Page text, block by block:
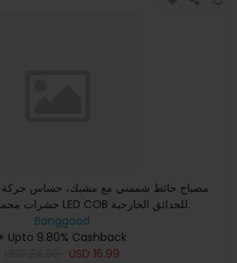
مصباح حائط شمسي مع مشبك، حساس حركة،
حشرات محمول، ضوء حائط LED COB للحدائق الخارجية.
Banggood
Upto 9.80% Cashback
USD 16.99